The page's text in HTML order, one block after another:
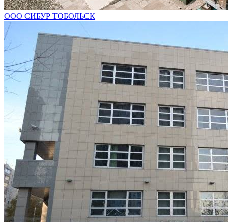
ООО СИБУР ТОБОЛЬСК